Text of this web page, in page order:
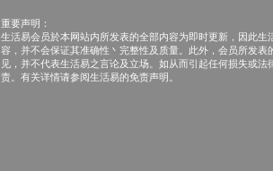
重要声明：
生活易会员於本网站内所发表的全部内容为即时更新，因此生
容，并不会保证其准确性丶完整性及质量。此外，会员所发表
见，并不代表生活易之言论及立场。如从而引起任何损失或法
责。有关详情请参阅生活易的免责声明。